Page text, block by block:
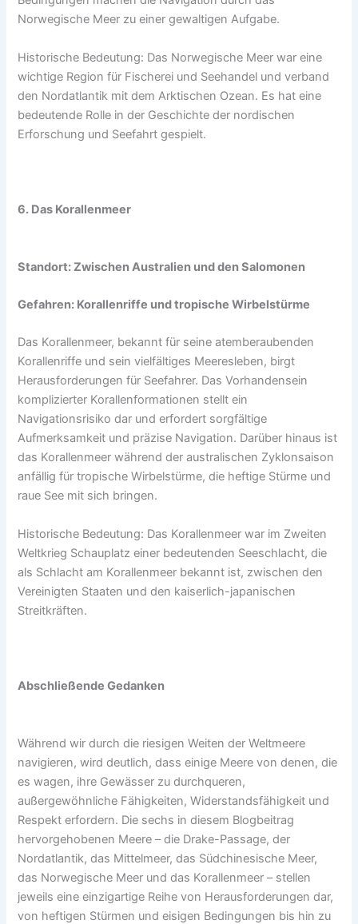
Norwegische Meer zu einer gewaltigen Aufgabe.
Historische Bedeutung: Das Norwegische Meer war eine
wichtige Region für Fischerei und Seehandel und verband
den Nordatlantik mit dem Arktischen Ozean. Es hat eine
bedeutende Rolle in der Geschichte der nordischen
Erforschung und Seefahrt gespielt.
6. Das Korallenmeer
Standort: Zwischen Australien und den Salomonen
Gefahren: Korallenriffe und tropische Wirbelstürme
Das Korallenmeer, bekannt für seine atemberaubenden
Korallenriffe und sein vielfältiges Meeresleben, birgt
Herausforderungen für Seefahrer. Das Vorhandensein
komplizierter Korallenformationen stellt ein
Navigationsrisiko dar und erfordert sorgfältige
Aufmerksamkeit und präzise Navigation. Darüber hinaus ist
das Korallenmeer während der australischen Zyklonsaison
anfällig für tropische Wirbelstürme, die heftige Stürme und
raue See mit sich bringen.
Historische Bedeutung: Das Korallenmeer war im Zweiten
Weltkrieg Schauplatz einer bedeutenden Seeschlacht, die
als Schlacht am Korallenmeer bekannt ist, zwischen den
Vereinigten Staaten und den kaiserlich-japanischen
Streitkräften.
Abschließende Gedanken
Während wir durch die riesigen Weiten der Weltmeere
navigieren, wird deutlich, dass einige Meere von denen, die
es wagen, ihre Gewässer zu durchqueren,
außergewöhnliche Fähigkeiten, Widerstandsfähigkeit und
Respekt erfordern. Die sechs in diesem Blogbeitrag
hervorgehobenen Meere – die Drake-Passage, der
Nordatlantik, das Mittelmeer, das Südchinesische Meer,
das Norwegische Meer und das Korallenmeer – stellen
jeweils eine einzigartige Reihe von Herausforderungen dar,
von heftigen Stürmen und eisigen Bedingungen bis hin zu